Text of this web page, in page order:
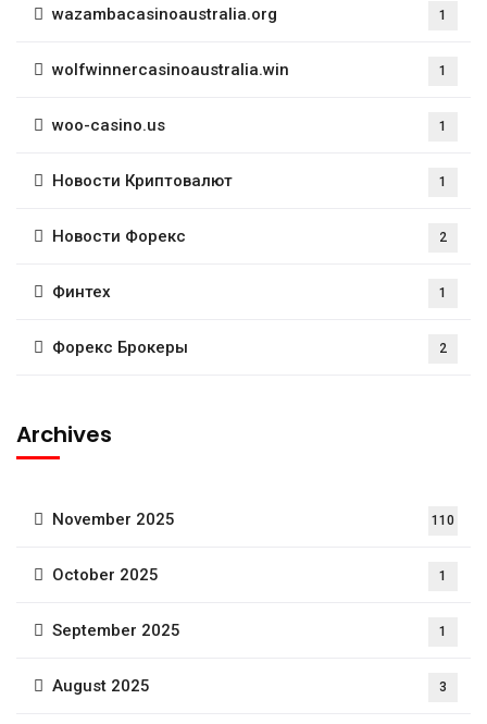
wazambacasinoaustralia.org 1
wolfwinnercasinoaustralia.win 1
woo-casino.us 1
Новости Криптовалют 1
Новости Форекс 2
Финтех 1
Форекс Брокеры 2
Archives
November 2025 110
October 2025 1
September 2025 1
August 2025 3